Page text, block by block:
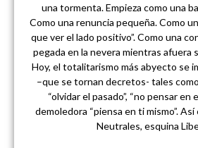
una tormenta. Empieza como una
Como una renuncia pequeña. Como
que ver el lado positivo”. Como una
pegada en la nevera mientras afuera
Hoy, el totalitarismo más abyecto se
–que se tornan decretos- tales
“olvidar el pasado”, “no pensar en
demoledora “piensa en ti mismo”.
Neutrales, esquina